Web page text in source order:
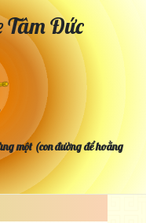
Tâm Đức
một (con đường để hoằng